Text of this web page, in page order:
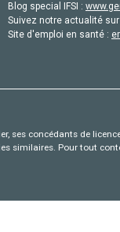
Blog special IFSI :
Suivez notre actualité
Site d'emploi en santé :
ses concédants de
similaires. Pour tout